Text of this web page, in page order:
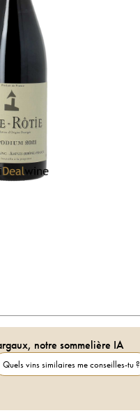
notre sommelière IA
Quels vins similaires me conseilles-tu ?